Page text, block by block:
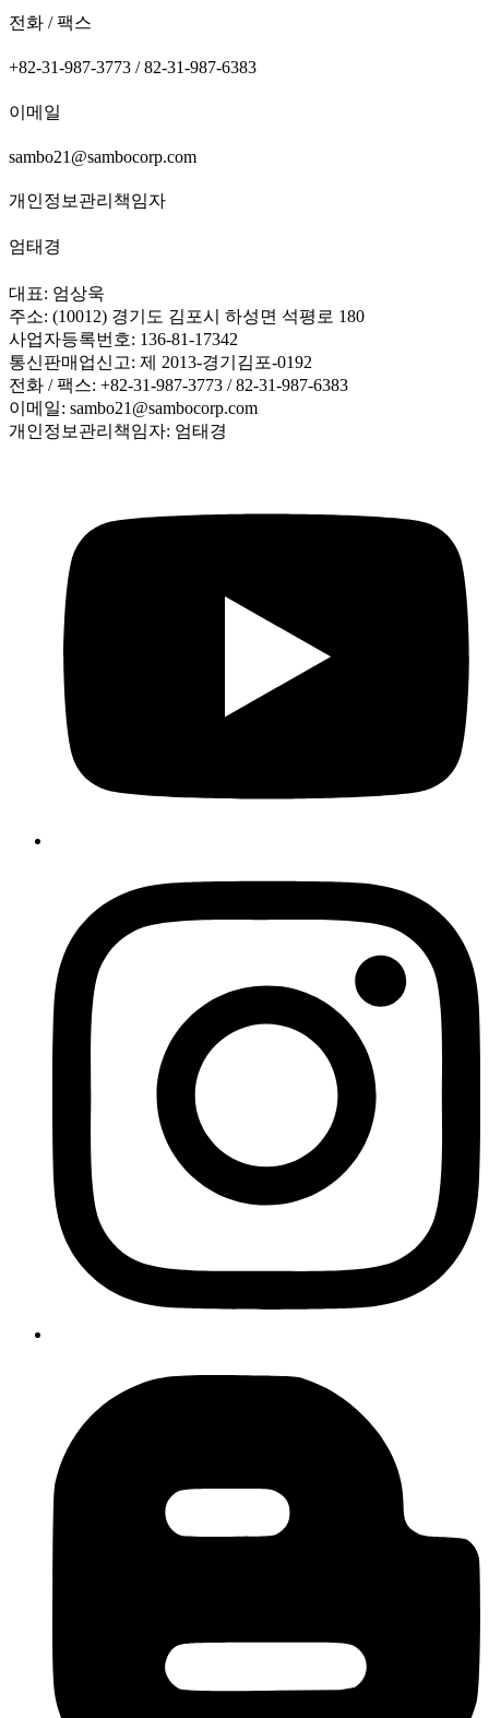
전화 / 팩스
+82-31-987-3773 / 82-31-987-6383
이메일
sambo21@sambocorp.com
개인정보관리책임자
엄태경
대표: 엄상욱
주소: (10012) 경기도 김포시 하성면 석평로 180
사업자등록번호: 136-81-17342
통신판매업신고: 제 2013-경기김포-0192
전화 / 팩스: +82-31-987-3773 / 82-31-987-6383
이메일: sambo21@sambocorp.com
개인정보관리책임자: 엄태경